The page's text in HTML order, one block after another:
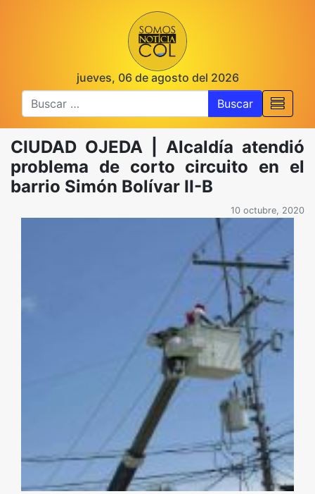
jueves, 06 de agosto del 2026
Buscar
CIUDAD OJEDA | Alcaldía atendió
problema de corto circuito en el
barrio Simón Bolívar II-B
10 octubre, 2020